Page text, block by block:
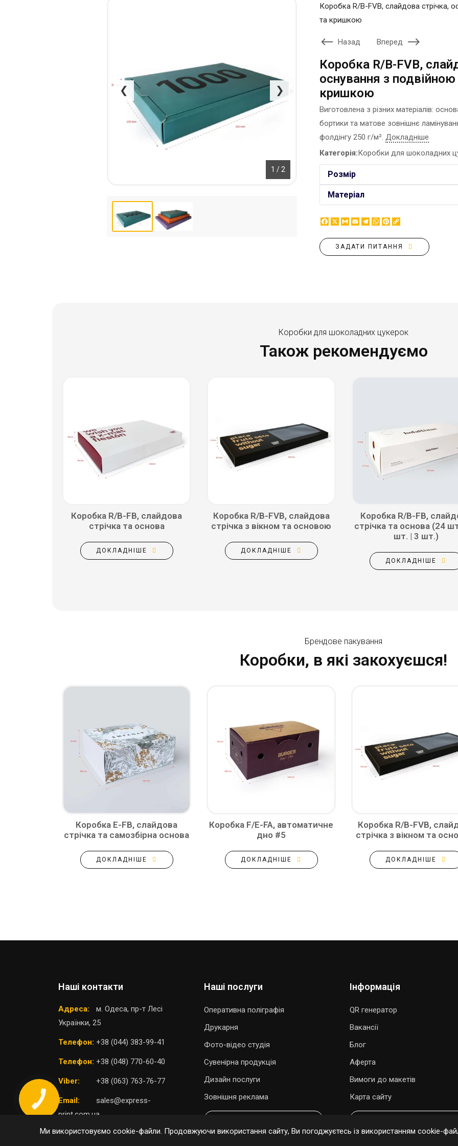
ПЛАСТИКОВІ КАРТИ
СЕРТИФIКАТИ
ХЕНГЕРИ
ШИЛЬДИ
НАСТIЛЬНА КОНСТРУКЦIЯ
ПАПЕРОВІ СТАКАНИ
КОРОБКИ
ПОВІТРЯНІ КУЛІ
СЕРВЕТКИ
ЦУКОР В СТІКАХ
ЕТИКЕТКА НА ПЛЯШКУ
ЗНАЧКИ МЕТАЛЕВI
КЕПКИ
КИЛИМКИ ПІД МИШІ
МЕДАЛІ
МЕТАЛ
1 / 2
❮ ❯
Коробка R/B-FVB, слайдова стрічка,
та кришкою
Назад Вперед
Коробка R/B-FVB,
оснування з
кришкою
Виготовлена з різних матеріалів:
бортики та матове зовнішнє
фолдінгу 250 г/м². Докладніше
Категорія:Коробки для шоколадних
Розмір
Матеріал
Facebook
X GmailEmailTelegram
WhatsApp
Pinterest
ЗАДАТИ ПИТАННЯ
Коробки для шоколадних цукерок
Також рекомендуємо
Коробка R/B-FB, слайдова
стрічка та основа
ДОКЛАДНІШЕ
Коробка R/B-FVB, слайдова
стрічка з вікном та основою
ДОКЛАДНІШЕ
Коробка R/B-FB,
стрічка та основа (24
шт. | 3 шт.)
ДОКЛАДНІШЕ
Брендове пакування
Коробки, в які закохуєшся!
Коробка E-FB, слайдова
стрічка та самозбірна основа
ДОКЛАДНІШЕ
Коробка F/E-FA, автоматичне
дно #5
ДОКЛАДНІШЕ
Коробка R/B-FVB,
стрічка з вікном та
ДОКЛАДНІШЕ
Наші контакти
Адреса:
м. Одеса, пр-т Лесі
Українки, 25
Телефон: +38 (044) 383-99-41
Телефон: +38 (048) 770-60-40
Viber: +38 (063) 763-76-77
Email:
sales@express-
print.com.ua
Наші послуги
Оперативна поліграфія
Друкарня
Фото-відео студія
Сувенірна продукція
Дизайн послуги
Зовнішня реклама
Інформація
QR генератор
Вакансії
Блог
Аферта
Вимоги до макетів
Карта сайту
Ми використовуємо cookie-файли. Продовжуючи використання сайту, Ви погоджуєтесь із використанням cookie-